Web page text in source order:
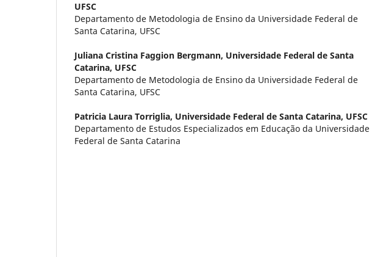
UFSC
Departamento de Metodologia de Ensino da Universidade Federal de
Santa Catarina, UFSC
Juliana Cristina Faggion Bergmann, Universidade Federal de Santa
Catarina, UFSC
Departamento de Metodologia de Ensino da Universidade Federal de
Santa Catarina, UFSC
Patricia Laura Torriglia, Universidade Federal de Santa Catarina, UFSC
Departamento de Estudos Especializados em Educação da Universidade
Federal de Santa Catarina